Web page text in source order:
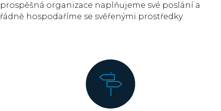
prospěšná organizace naplňujeme své poslání a
řádně hospodaříme se svěřenými prostředky.